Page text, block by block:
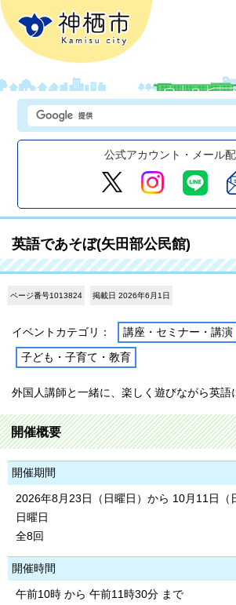
公式アカウント・メール
英語であそぼ(矢田部公民館)
ページ番号1013824 掲載日 2026年6月1日
イベントカテゴリ： 講座・セミナー・講演
子ども・子育て・教育
外国人講師と一緒に、楽しく遊びながら英語
開催概要
開催期間
2026年8月23日（日曜日）から 10月11日（
日曜日
全8回
開催時間
午前10時 から 午前11時30分 まで